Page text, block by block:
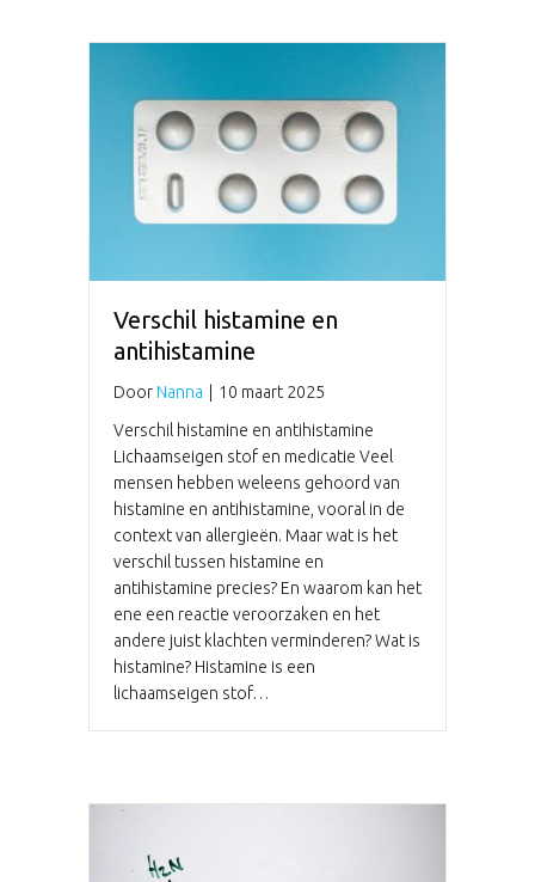
Verschil histamine en
antihistamine
Door Nanna
10 maart 2025
Verschil histamine en antihistamine
Lichaamseigen stof en medicatie Veel
mensen hebben weleens gehoord van
histamine en antihistamine, vooral in de
context van allergieën. Maar wat is het
verschil tussen histamine en
antihistamine precies? En waarom kan het
ene een reactie veroorzaken en het
andere juist klachten verminderen? Wat is
histamine? Histamine is een
lichaamseigen stof…